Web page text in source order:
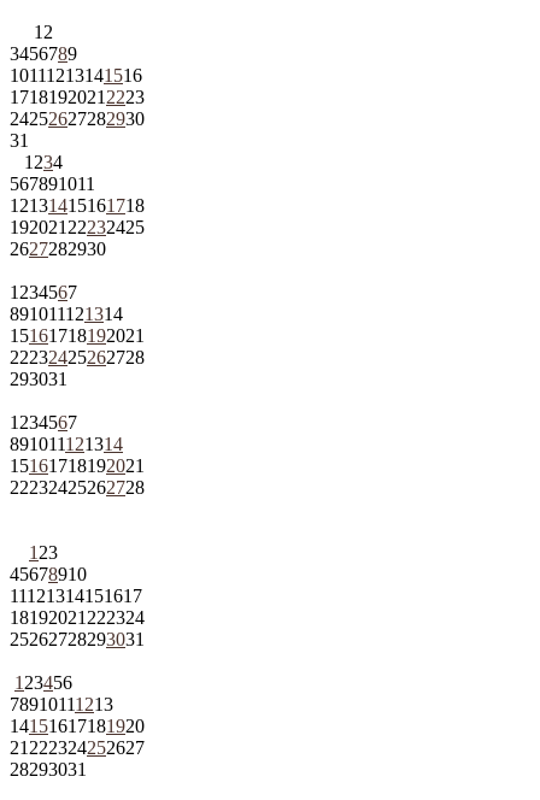
1 2
3456789
10111213141516
1718192021 2223
24252627282930
31
1 234
567891011
12131415161718
192021 22232425
2627282930
1 234567
891011121314
15161718192021
22232425262728
293031
1 234567
891011121314
15161718192021
22232425262728
1 23
45678910
11121314151617
18192021 222324
25262728293031
1 23456
78910111213
14151617181920
21 222324252627
28293031